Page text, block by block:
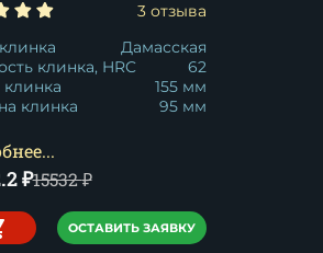
3 отзыва
Дамасская
клинка, HRC
62
155 мм
клинка
95 мм
₽15532₽
ОСТАВИТЬ ЗАЯВКУ